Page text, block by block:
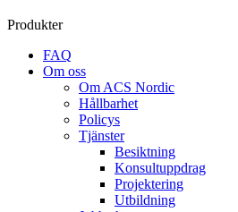
Produkter
FAQ
Om oss
Om ACS Nordic
Hållbarhet
Policys
Tjänster
Besiktning
Konsultuppdrag
Projektering
Utbildning